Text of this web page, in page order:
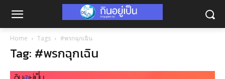
Home Tags #พรกฉุกเฉิน
Tag: #พรกฉุกเฉิน